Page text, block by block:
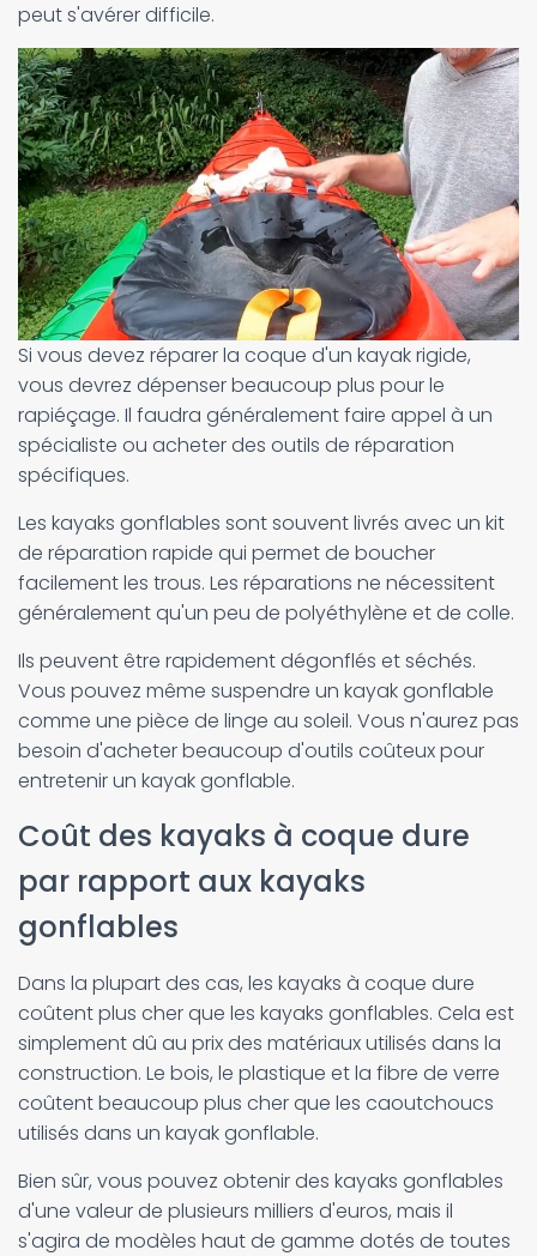
peut s'avérer difficile.
Si vous devez réparer la coque d'un kayak rigide,
vous devrez dépenser beaucoup plus pour le
rapiéçage. Il faudra généralement faire appel à un
spécialiste ou acheter des outils de réparation
spécifiques.
Les kayaks gonflables sont souvent livrés avec un kit
de réparation rapide qui permet de boucher
facilement les trous. Les réparations ne nécessitent
généralement qu'un peu de polyéthylène et de colle.
Ils peuvent être rapidement dégonflés et séchés.
Vous pouvez même suspendre un kayak gonflable
comme une pièce de linge au soleil. Vous n'aurez pas
besoin d'acheter beaucoup d'outils coûteux pour
entretenir un kayak gonflable.
Coût des kayaks à coque dure
par rapport aux kayaks
gonflables
Dans la plupart des cas, les kayaks à coque dure
coûtent plus cher que les kayaks gonflables. Cela est
simplement dû au prix des matériaux utilisés dans la
construction. Le bois, le plastique et la fibre de verre
coûtent beaucoup plus cher que les caoutchoucs
utilisés dans un kayak gonflable.
Bien sûr, vous pouvez obtenir des kayaks gonflables
d'une valeur de plusieurs milliers d'euros, mais il
s'agira de modèles haut de gamme dotés de toutes